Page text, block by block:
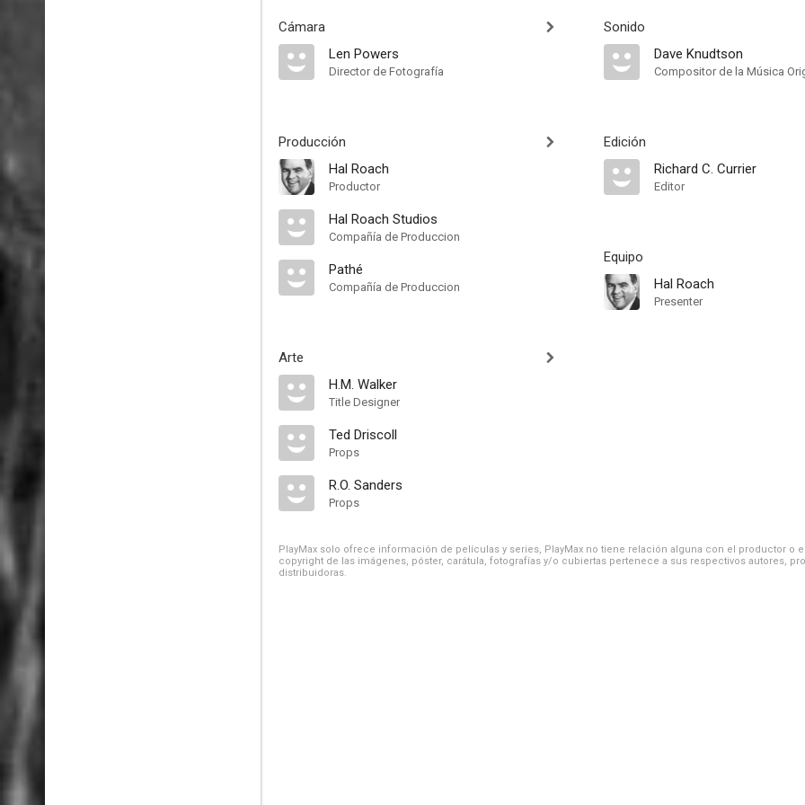
Cámara
Len Powers
Director de Fotografía
Producción
Hal Roach
Productor
Hal Roach Studios
Compañía de Produccion
Pathé
Compañía de Produccion
Arte
H.M. Walker
Title Designer
Ted Driscoll
Props
R.O. Sanders
Props
Sonido
Dave Knudtson
Compositor de la Música
Edición
Richard C. Currier
Editor
Equipo
Hal Roach
Presenter
PlayMax solo ofrece información de películas y series, PlayMax no tiene relación alguna con el productor o
copyright de las imágenes, póster, carátula, fotografías y/o cubiertas pertenece a sus respectivos autores,
distribuidoras.